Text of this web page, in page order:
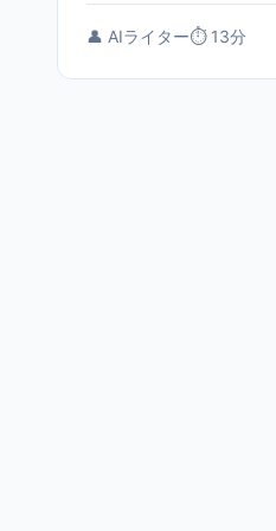
👤 AIライター⏱️ 13分